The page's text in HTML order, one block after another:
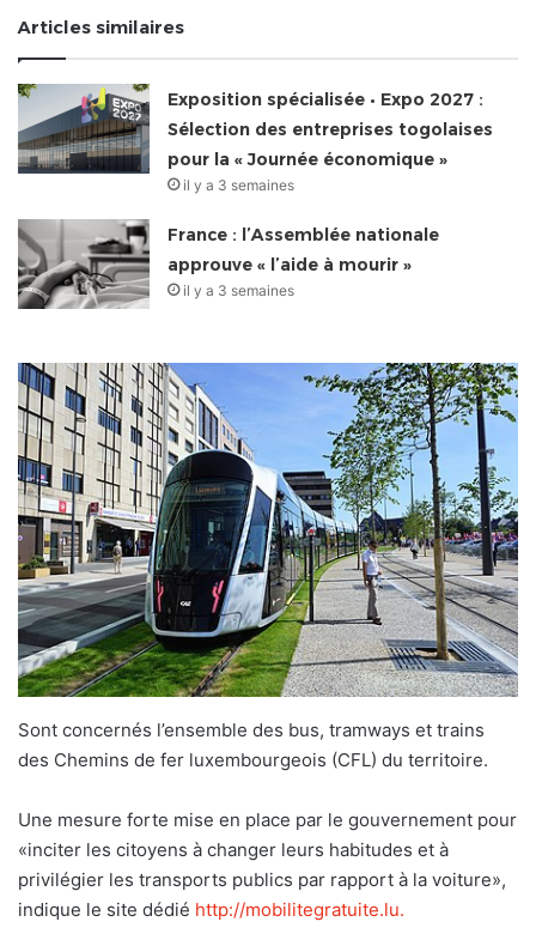
Articles similaires
Exposition spécialisée • Expo 2027 :
Sélection des entreprises togolaises
pour la « Journée économique »
il y a 3 semaines
France : l’Assemblée nationale
approuve « l’aide à mourir »
il y a 3 semaines
Sont concernés l’ensemble des bus, tramways et trains
des Chemins de fer luxembourgeois (CFL) du territoire.
Une mesure forte mise en place par le gouvernement pour
«inciter les citoyens à changer leurs habitudes et à
privilégier les transports publics par rapport à la voiture»,
indique le site dédié http://mobilitegratuite.lu.